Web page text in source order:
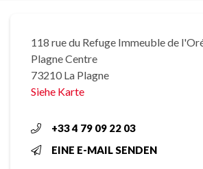
118 rue du Refuge Immeuble de
Plagne Centre
73210 La Plagne
Siehe Karte
+33 4 79 09 22 03
EINE E-MAIL SENDEN